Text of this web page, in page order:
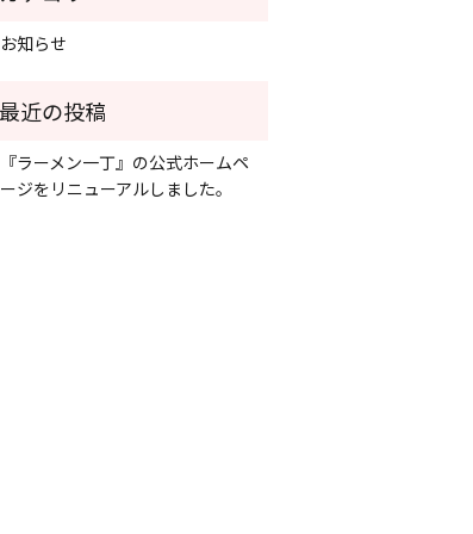
お知らせ
『ラーメン一丁』の公式ホームペ
ージをリニューアルしました。